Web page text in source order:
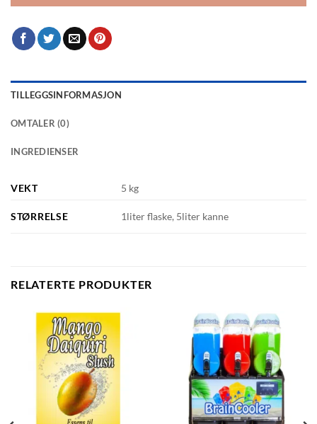
TILLEGGSINFORMASJON
OMTALER (0)
INGREDIENSER
VEKT 5 kg
STØRRELSE 1liter flaske, 5liter kanne
RELATERTE PRODUKTER